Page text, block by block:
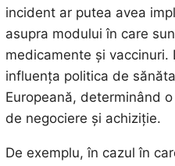
incident ar putea avea
asupra modului în care
medicamente și vaccinuri.
influența politica de
Europeană, determinând
de negociere și achiziție.
De exemplu, în cazul în